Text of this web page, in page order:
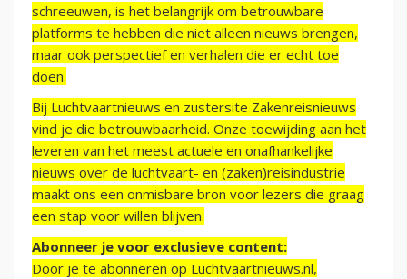
schreeuwen, is het belangrijk om betrouwbare
platforms te hebben die niet alleen nieuws brengen,
maar ook perspectief en verhalen die er echt toe
doen.
Bij Luchtvaartnieuws en zustersite Zakenreisnieuws
vind je die betrouwbaarheid. Onze toewijding aan het
leveren van het meest actuele en onafhankelijke
nieuws over de luchtvaart- en (zaken)reisindustrie
maakt ons een onmisbare bron voor lezers die graag
een stap voor willen blijven.
Abonneer je voor exclusieve content:
Door je te abonneren op Luchtvaartnieuws.nl,